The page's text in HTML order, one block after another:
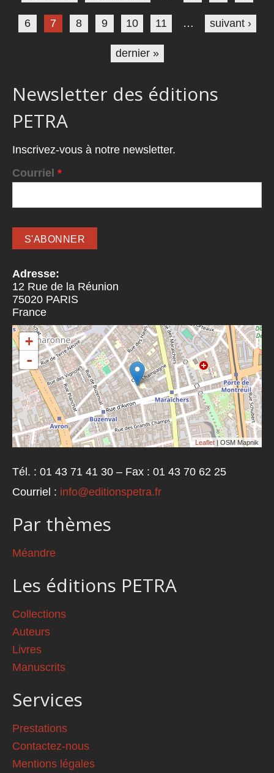
6 7 8 9 10 11 … suivant ›
dernier »
Newsletter des éditions
PETRA
Inscrivez-vous à notre newsletter.
Courriel *
Adresse:
12 Rue de la Réunion
75020 PARIS
France
+
-
Leaflet | OSM Mapnik
Tél. : 01 43 71 41 30 – Fax : 01 43 70 62 25
Courriel : info@editionspetra.fr
Par thèmes
Méandre
Les éditions PETRA
Collections
Auteurs
Livres
Manuscrits
Services
Prestations
Contactez-nous
Mentions légales